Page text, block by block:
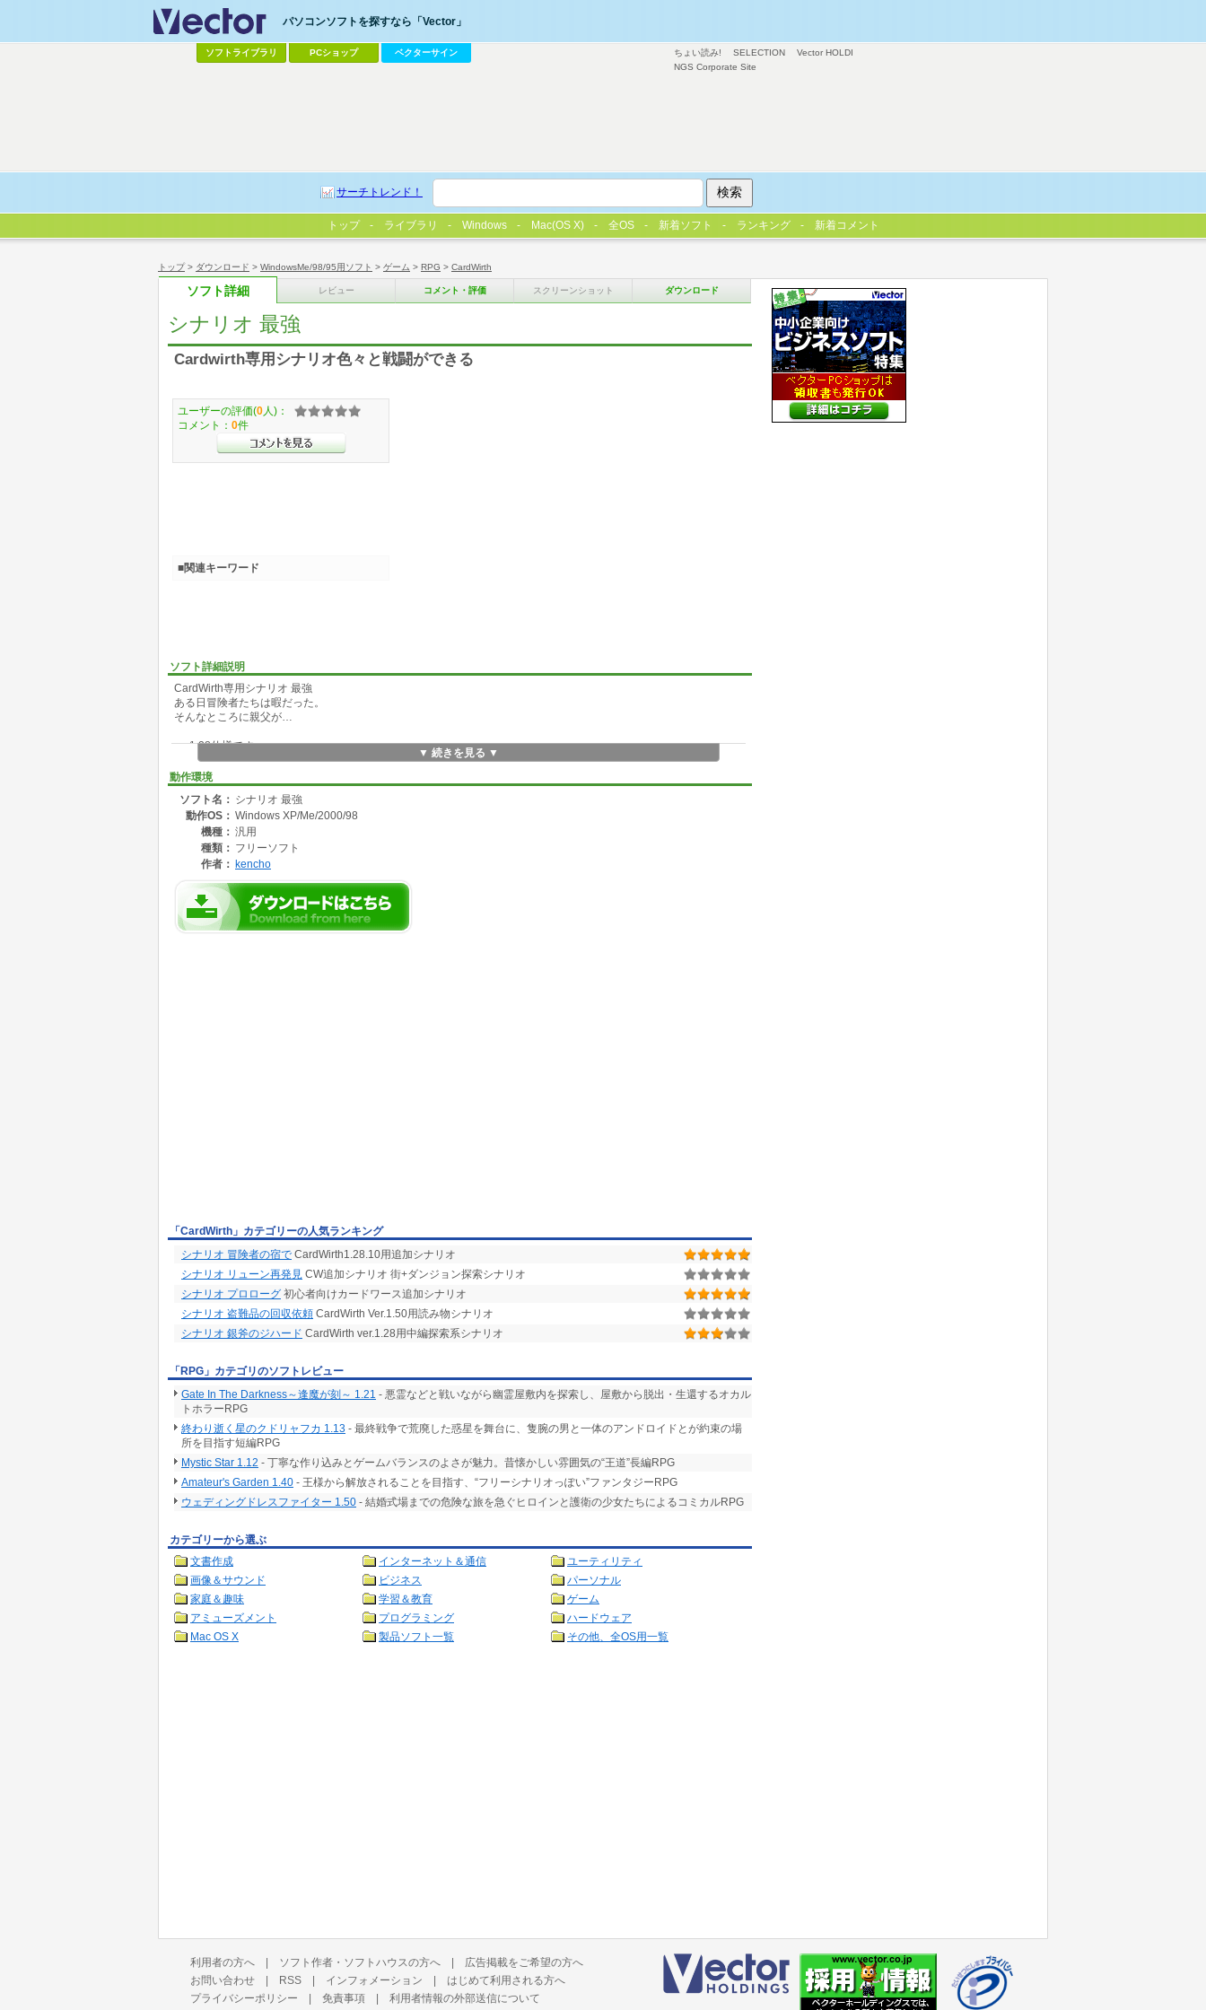
トップ> ダウンロード > WindowsMe/98/95用ソフト > ゲーム > RPG > CardWirth
ソフト詳細 レビュー コメント・評価 スクリーンショット ダウンロード
シナリオ 最強
Cardwirth専用シナリオ色々と戦闘ができる
ソフト詳細説明
CardWirth専用シナリオ 最強
ある日冒険者たちは暇だった。
そんなところに親父が…
ver1.28仕様です。
▼ 続きを見る ▼
動作環境
ソフト名： シナリオ 最強
動作OS： Windows XP/Me/2000/98
機種： 汎用
種類： フリーソフト
作者： kencho
ユーザーの評価(0 人)：
コメント： 0件
■関連キーワード
「CardWirth」カテゴリーの人気ランキング
シナリオ 冒険者の宿で CardWirth1.28.10用追加シナリオ
シナリオ リューン再発見 CW追加シナリオ 街+ダンジョン探索シナリオ
シナリオ プロローグ 初心者向けカードワース追加シナリオ
シナリオ 盗難品の回収依頼 CardWirth Ver.1.50用読み物シナリオ
シナリオ 銀斧のジハード CardWirth ver.1.28用中編探索系シナリオ
「RPG」カテゴリのソフトレビュー
Gate In The Darkness～逢魔が刻～ 1.21 - 悪霊などと戦いながら幽霊屋敷内を探索し、屋敷から脱出・生還するオカル
トホラーRPG
終わり逝く星のクドリャフカ 1.13 - 最終戦争で荒廃した惑星を舞台に、隻腕の男と一体のアンドロイドとが約束の場
所を目指す短編RPG
Mystic Star 1.12 - 丁寧な作り込みとゲームバランスのよさが魅力。昔懐かしい雰囲気の“王道”長編RPG
Amateur's Garden 1.40 - 王様から解放されることを目指す、“フリーシナリオっぽい”ファンタジーRPG
ウェディングドレスファイター 1.50 - 結婚式場までの危険な旅を急ぐヒロインと護衛の少女たちによるコミカルRPG
カテゴリーから選ぶ
文書作成
インターネット＆通信
ユーティリティ
画像＆サウンド
ビジネス
パーソナル
家庭＆趣味
学習＆教育
ゲーム
アミューズメント
プログラミング
ハードウェア
Mac OS X
製品ソフト一覧 その他、全OS用一覧
ちょい読み! SELECTION
Vector HOLDI
NGS Corporate Site
パソコンソフトを探すなら「Vector」
ソフトライブラリ PCショップ ベクターサイン
サーチトレンド！
トップ ライブラリ Windows Mac(OS X) 全OS 新着ソフト ランキング 新着コメント
利用者の方へ | ソフト作者・ソフトハウスの方へ | 広告掲載をご希望の方へ
お問い合わせ | RSS | インフォメーション | はじめて利用される方へ
プライバシーポリシー | 免責事項 | 利用者情報の外部送信について